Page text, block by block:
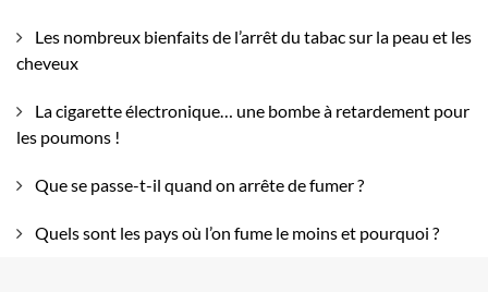
Les nombreux bienfaits de l’arrêt du tabac sur la peau et les
cheveux
La cigarette électronique… une bombe à retardement pour
les poumons !
Que se passe-t-il quand on arrête de fumer ?
Quels sont les pays où l’on fume le moins et pourquoi ?